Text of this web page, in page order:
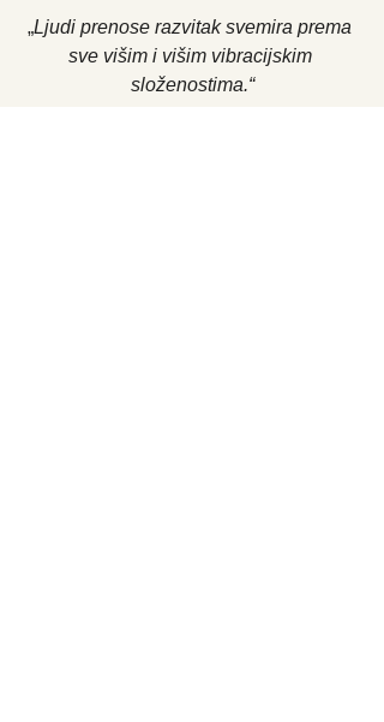
„Ljudi prenose razvitak svemira prema
sve višim i višim vibracijskim
složenostima.“